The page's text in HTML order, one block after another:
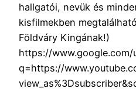
hallgatói, nevük és
kisfilmekben
Földváry Kingának!)
https://www.google.com/
q=https://